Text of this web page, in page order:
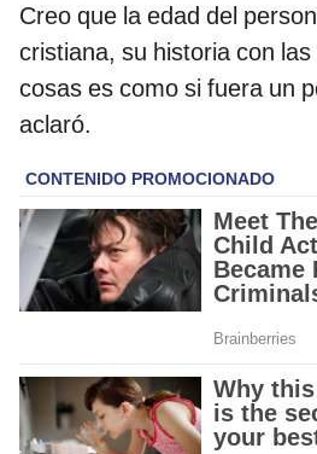
Creo que la edad del
cristiana, su historia con
cosas es como si fuera un
aclaró.